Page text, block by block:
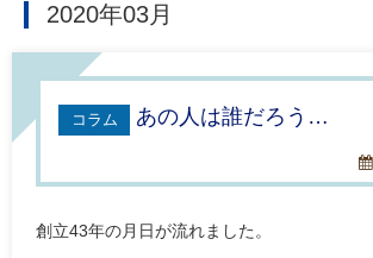
2020年03月
コラム あの人は誰だろう…
創立43年の月日が流れました。